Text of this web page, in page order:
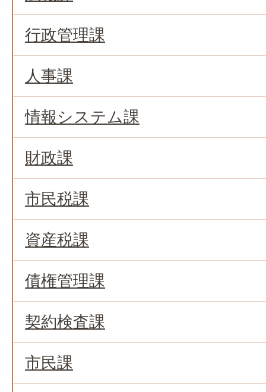
行政管理課
人事課
情報システム課
財政課
市民税課
資産税課
債権管理課
契約検査課
市民課